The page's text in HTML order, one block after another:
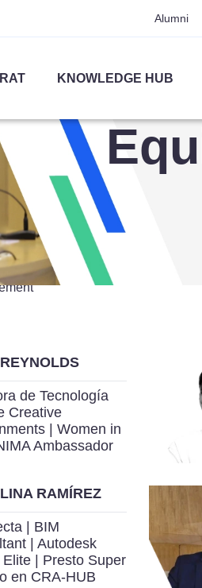
Alumni
KNOWLEDGE HUB
de Tecnología
Creative
| Women in
Ambassador
RAMÍREZ
| BIM
| Autodesk
Elite | Presto Super
en CRA-HUB